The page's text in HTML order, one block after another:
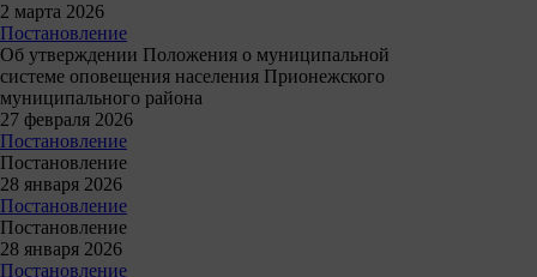
2 марта 2026
Постановление
Об утверждении Положения о муниципальной
системе оповещения населения Прионежского
муниципального района
27 февраля 2026
Постановление
Постановление
28 января 2026
Постановление
Постановление
28 января 2026
Постановление